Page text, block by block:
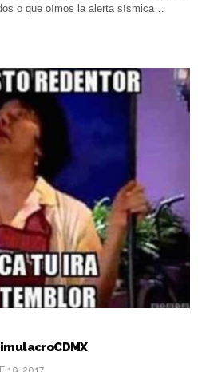
o que oímos la alerta sísmica…